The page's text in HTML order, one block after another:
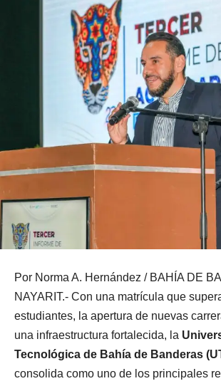
Por Norma A. Hernández / BAHÍA DE
NAYARIT.- Con una matrícula que
estudiantes, la apertura de nuevas
una infraestructura fortalecida, la
Tecnológica de Bahía de Banderas
consolida como uno de los principales